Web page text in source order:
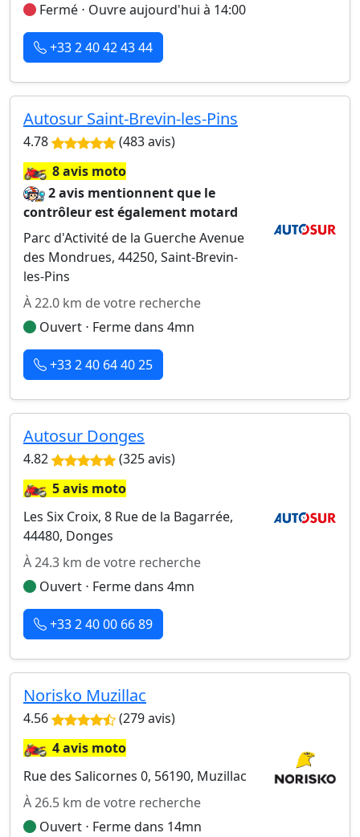
Fermé ⋅ Ouvre aujourd'hui à 14:00
+33 2 40 42 43 44
Autosur Saint-Brevin-les-Pins
4.78 (483 avis)
🏍️8 avis moto
2 avis mentionnent que le
contrôleur est également motard
Parc d'Activité de la Guerche Avenue
des Mondrues, 44250, Saint-Brevin-
les-Pins
À 22.0 km de votre recherche
Ouvert ⋅ Ferme dans 4mn
+33 2 40 64 40 25
Autosur Donges
4.82 (325 avis)
🏍️5 avis moto
Les Six Croix, 8 Rue de la Bagarrée,
44480, Donges
À 24.3 km de votre recherche
Ouvert ⋅ Ferme dans 4mn
+33 2 40 00 66 89
Norisko Muzillac
4.56 (279 avis)
🏍️4 avis moto
Rue des Salicornes 0, 56190, Muzillac
À 26.5 km de votre recherche
Ouvert ⋅ Ferme dans 14mn